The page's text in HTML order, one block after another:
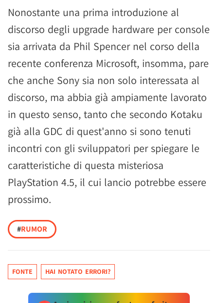
Nonostante una prima introduzione al
discorso degli upgrade hardware per console
sia arrivata da Phil Spencer nel corso della
recente conferenza Microsoft, insomma, pare
che anche Sony sia non solo interessata al
discorso, ma abbia già ampiamente lavorato
in questo senso, tanto che secondo Kotaku
già alla GDC di quest'anno si sono tenuti
incontri con gli sviluppatori per spiegare le
caratteristiche di questa misteriosa
PlayStation 4.5, il cui lancio potrebbe essere
prossimo.
#RUMOR
FONTE HAI NOTATO ERRORI?